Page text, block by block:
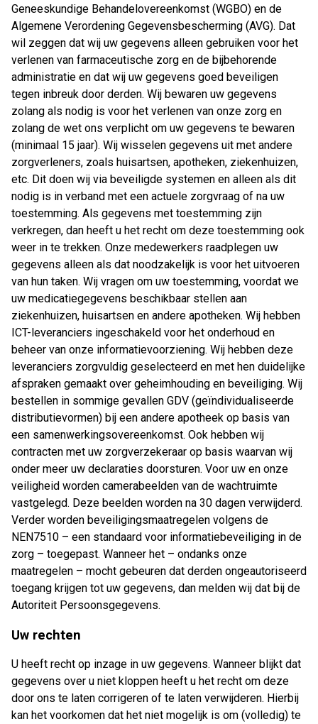
Geneeskundige Behandelovereenkomst (WGBO) en de
Algemene Verordening Gegevensbescherming (AVG). Dat
wil zeggen dat wij uw gegevens alleen gebruiken voor het
verlenen van farmaceutische zorg en de bijbehorende
administratie en dat wij uw gegevens goed beveiligen
tegen inbreuk door derden. Wij bewaren uw gegevens
zolang als nodig is voor het verlenen van onze zorg en
zolang de wet ons verplicht om uw gegevens te bewaren
(minimaal 15 jaar). Wij wisselen gegevens uit met andere
zorgverleners, zoals huisartsen, apotheken, ziekenhuizen,
etc. Dit doen wij via beveiligde systemen en alleen als dit
nodig is in verband met een actuele zorgvraag of na uw
toestemming. Als gegevens met toestemming zijn
verkregen, dan heeft u het recht om deze toestemming ook
weer in te trekken. Onze medewerkers raadplegen uw
gegevens alleen als dat noodzakelijk is voor het uitvoeren
van hun taken. Wij vragen om uw toestemming, voordat we
uw medicatiegegevens beschikbaar stellen aan
ziekenhuizen, huisartsen en andere apotheken. Wij hebben
ICT-leveranciers ingeschakeld voor het onderhoud en
beheer van onze informatievoorziening. Wij hebben deze
leveranciers zorgvuldig geselecteerd en met hen duidelijke
afspraken gemaakt over geheimhouding en beveiliging. Wij
bestellen in sommige gevallen GDV (geïndividualiseerde
distributievormen) bij een andere apotheek op basis van
een samenwerkingsovereenkomst. Ook hebben wij
contracten met uw zorgverzekeraar op basis waarvan wij
onder meer uw declaraties doorsturen. Voor uw en onze
veiligheid worden camerabeelden van de wachtruimte
vastgelegd. Deze beelden worden na 30 dagen verwijderd.
Verder worden beveiligingsmaatregelen volgens de
NEN7510 – een standaard voor informatiebeveiliging in de
zorg – toegepast. Wanneer het – ondanks onze
maatregelen – mocht gebeuren dat derden ongeautoriseerd
toegang krijgen tot uw gegevens, dan melden wij dat bij de
Autoriteit Persoonsgegevens.
Uw rechten
U heeft recht op inzage in uw gegevens. Wanneer blijkt dat
gegevens over u niet kloppen heeft u het recht om deze
door ons te laten corrigeren of te laten verwijderen. Hierbij
kan het voorkomen dat het niet mogelijk is om (volledig) te